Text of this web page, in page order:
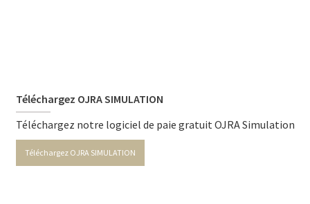
Téléchargez OJRA SIMULATION
Téléchargez notre logiciel de paie gratuit OJRA Simulation
Téléchargez OJRA SIMULATION